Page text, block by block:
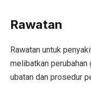
Rawatan
Rawatan untuk
melibatkan perubahan
ubatan dan prosedur